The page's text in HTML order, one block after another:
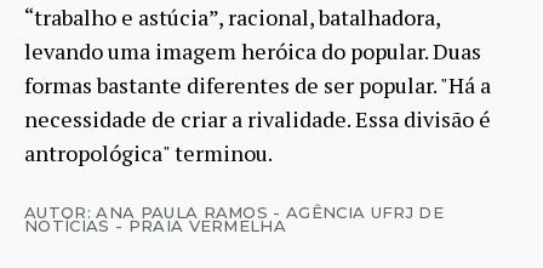
“trabalho e astúcia”, racional, batalhadora,
levando uma imagem heróica do popular. Duas
formas bastante diferentes de ser popular. "Há a
necessidade de criar a rivalidade. Essa divisão é
antropológica" terminou.
AUTOR: ANA PAULA RAMOS - AGÊNCIA UFRJ DE
NOTÍCIAS - PRAIA VERMELHA